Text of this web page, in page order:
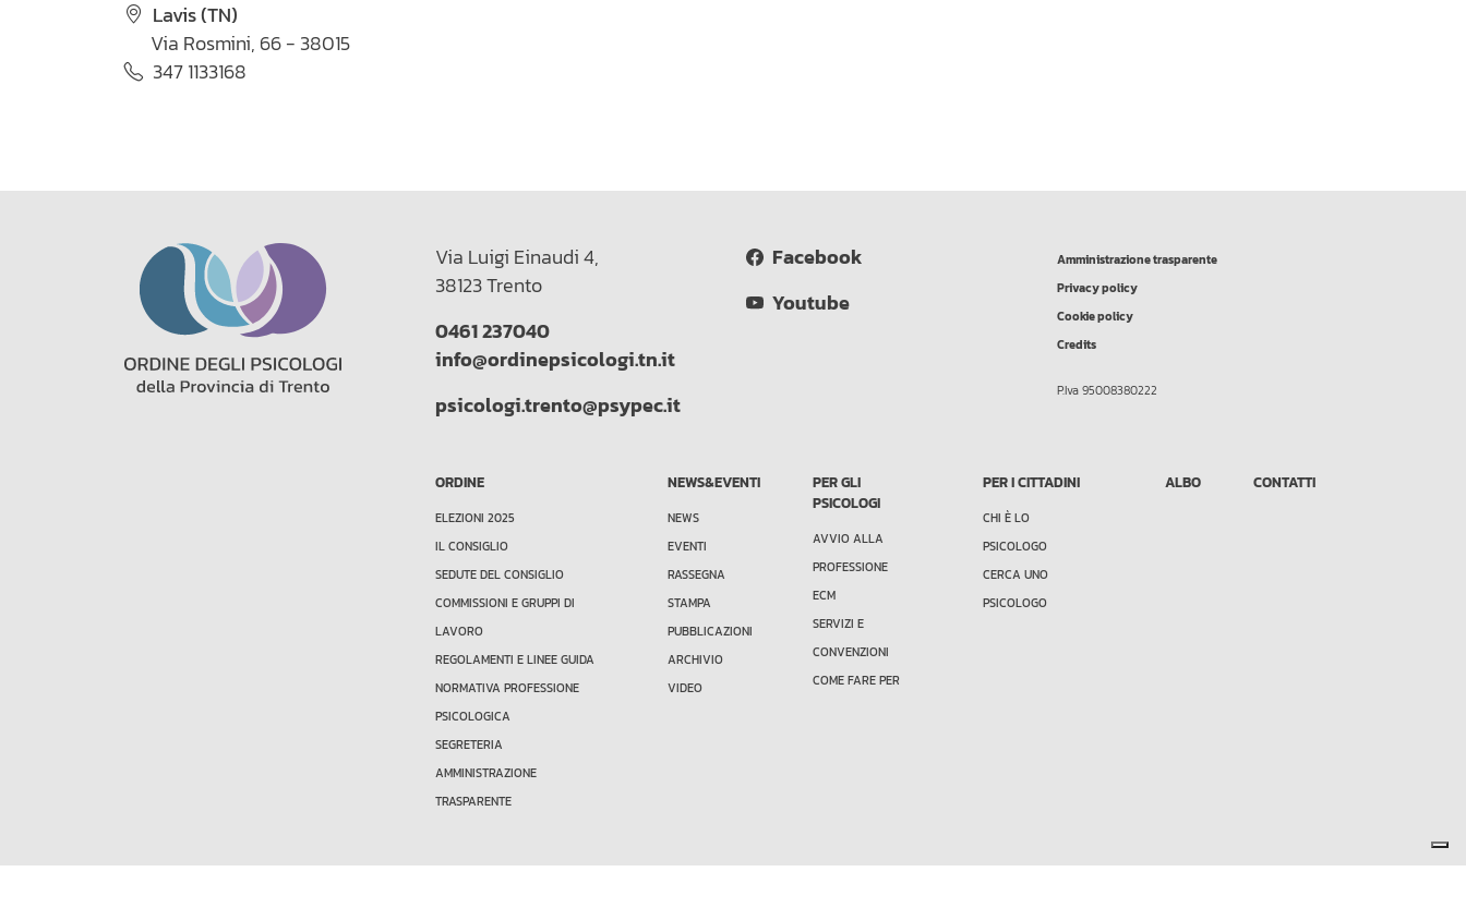
Lavis (TN)
Via Rosmini, 66 - 38015
347 1133168
Via Luigi Einaudi 4,
38123 Trento
0461 237040
info@ordinepsicologi.tn.it
psicologi.trento@psypec.it
Facebook
Youtube
Amministrazione trasparente
Privacy policy
Cookie policy
Credits
P.Iva 95008380222
ORDINE
ELEZIONI 2025
IL CONSIGLIO
SEDUTE DEL CONSIGLIO
COMMISSIONI E GRUPPI DI
LAVORO
REGOLAMENTI E LINEE GUIDA
NORMATIVA PROFESSIONE
PSICOLOGICA
SEGRETERIA
AMMINISTRAZIONE
TRASPARENTE
NEWS&EVENTI
NEWS
EVENTI
RASSEGNA
STAMPA
PUBBLICAZIONI
ARCHIVIO
VIDEO
PER GLI
PSICOLOGI
AVVIO ALLA
PROFESSIONE
ECM
SERVIZI E
CONVENZIONI
COME FARE PER
PER I CITTADINI
CHI È LO
PSICOLOGO
CERCA UNO
PSICOLOGO
ALBO CONTATTI